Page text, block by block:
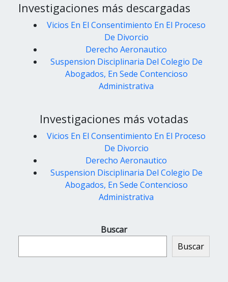
Investigaciones más descargadas
Vicios En El Consentimiento En El Proceso
De Divorcio
Derecho Aeronautico
Suspension Disciplinaria Del Colegio De
Abogados, En Sede Contencioso
Administrativa
Investigaciones más votadas
Vicios En El Consentimiento En El Proceso
De Divorcio
Derecho Aeronautico
Suspension Disciplinaria Del Colegio De
Abogados, En Sede Contencioso
Administrativa
Buscar
Buscar